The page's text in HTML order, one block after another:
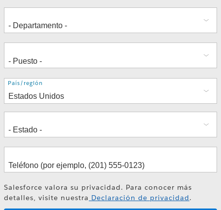
Dirección
País/región
Salesforce valora su privacidad. Para conocer más
detalles, visite nuestra Declaración de privacidad.